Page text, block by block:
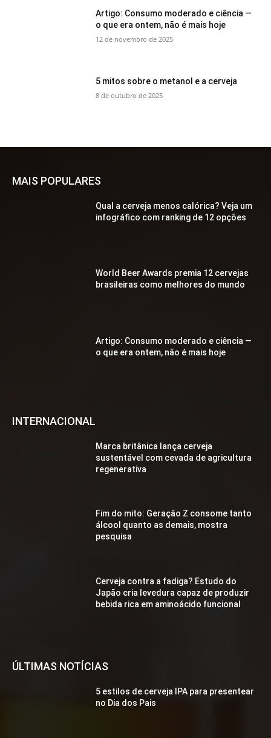
Artigo: Consumo moderado e ciência —
o que era ontem, não é mais hoje
12 de novembro de 2025
5 mitos sobre o metanol e a cerveja
8 de outubro de 2025
MAIS POPULARES
Qual a cerveja menos calórica? Veja um
infográfico com ranking de 12 opções
World Beer Awards premia 12 cervejas
brasileiras como melhores do mundo
Artigo: Consumo moderado e ciência —
o que era ontem, não é mais hoje
INTERNACIONAL
Marca britânica lança cerveja
sustentável com cevada de agricultura
regenerativa
Fim do mito: Geração Z consome tanto
álcool quanto as demais, mostra
pesquisa
Cerveja contra a fadiga? Estudo do
Japão cria levedura capaz de produzir
bebida rica em aminoácido funcional
ÚLTIMAS NOTÍCIAS
5 estilos de cerveja IPA para presentear
no Dia dos Pais